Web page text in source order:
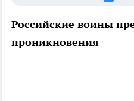
Российские воины
проникновения